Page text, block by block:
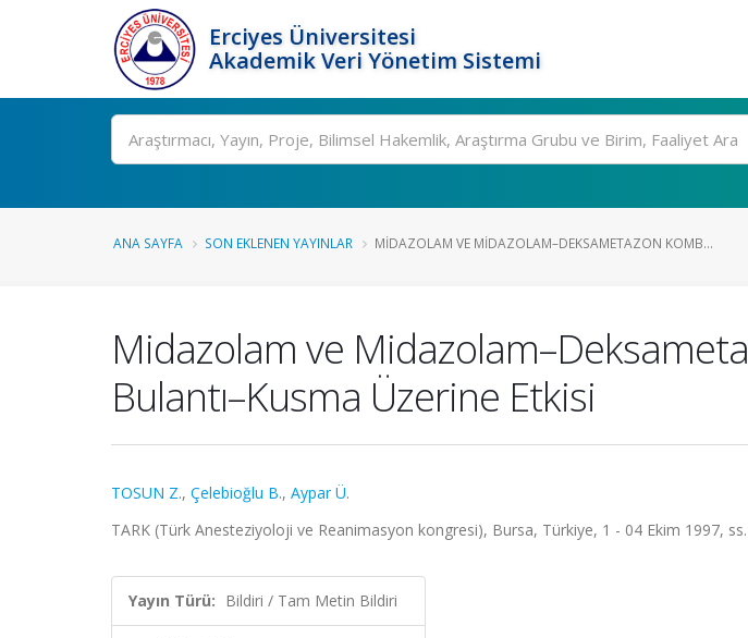
Erciyes Üniversitesi
Akademik Veri Yönetim Sistemi
Ara
ANA SAYFA SON EKLENEN YAYINLAR MIDAZOLAM VE MIDAZOLAM–DEKSAMETAZON KOMB...
Midazolam ve
Bulantı–Kusma Üzerine Etkisi
TOSUN Z., Çelebioğlu B., Aypar Ü.
TARK (Türk Anesteziyoloji ve Reanimasyon kongresi), Bursa, Türkiye, 1 - 04 Ekim 1997,
Yayın Türü: Bildiri / Tam Metin Bildiri